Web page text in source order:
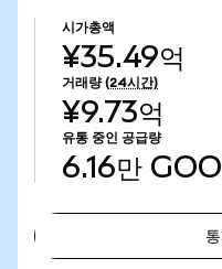
시가총액
¥35.49억
거래량 (24시간)
¥9.73억
유통 중인 공급량
6.16만